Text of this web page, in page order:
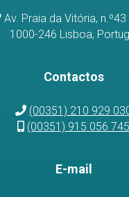
Av. Praia da Vitória, n.º43
1000-246 Lisboa,
Contactos
(00351) 210 929
(00351) 915 056 745
E-mail